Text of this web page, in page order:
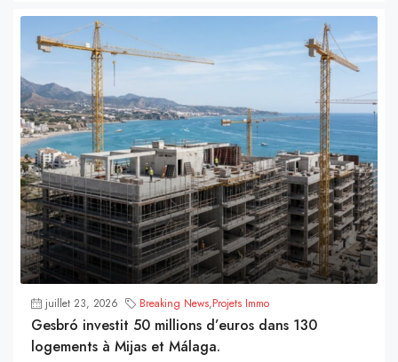
juillet 23, 2026 Breaking News,Projets Immo
Gesbró investit 50 millions d’euros dans 130
logements à Mijas et Málaga.